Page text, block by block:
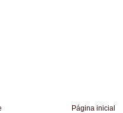
Página inicial